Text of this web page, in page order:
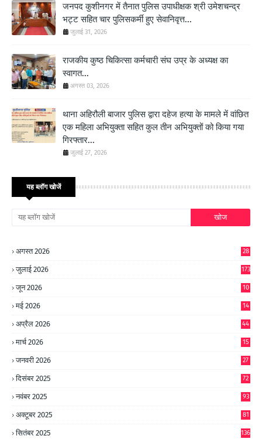
जनपद कुशीनगर में तैनात पुलिस उपाधीक्षक श्री उमेशचन्द्र
भट्ट सहित चार पुलिसकर्मी हुए सेवानिवृत्त...
जुलाई 31, 2026
राजकीय कुष्ठ चिकित्सा कर्मचारी संघ उप्र के अध्यक्ष का
स्वागत...
अगस्त 03, 2026
थाना अहिरौली बाजार पुलिस द्वारा दहेज हत्या के मामले में वांछित
एक महिला अभियुक्ता सहित कुल तीन अभियुक्तों को किया गया
गिरफ्तार...
जुलाई 27, 2026
यह ब्लॉग खोजें
अगस्त 2026 28
जुलाई 2026 173
जून 2026
10
मई 2026
14
अप्रैल 2026 44
मार्च 2026 15
जनवरी 2026 27
दिसंबर 2025 72
नवंबर 2025 93
अक्टूबर 2025 81
सितंबर 2025 136